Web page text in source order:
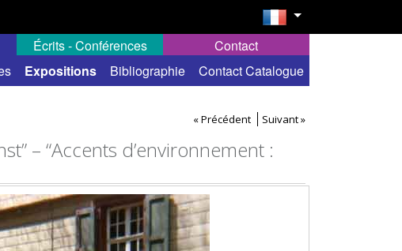
Expositions Bibliographie Contact Catalogue
Écrits - Conférences Contact
« Précédent Suivant »
– “Accents d’environnement :